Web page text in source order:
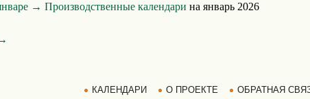
→ Производственные календари на январь 2026
КАЛЕНДАРИ О ПРОЕКТЕ ОБРАТНАЯ